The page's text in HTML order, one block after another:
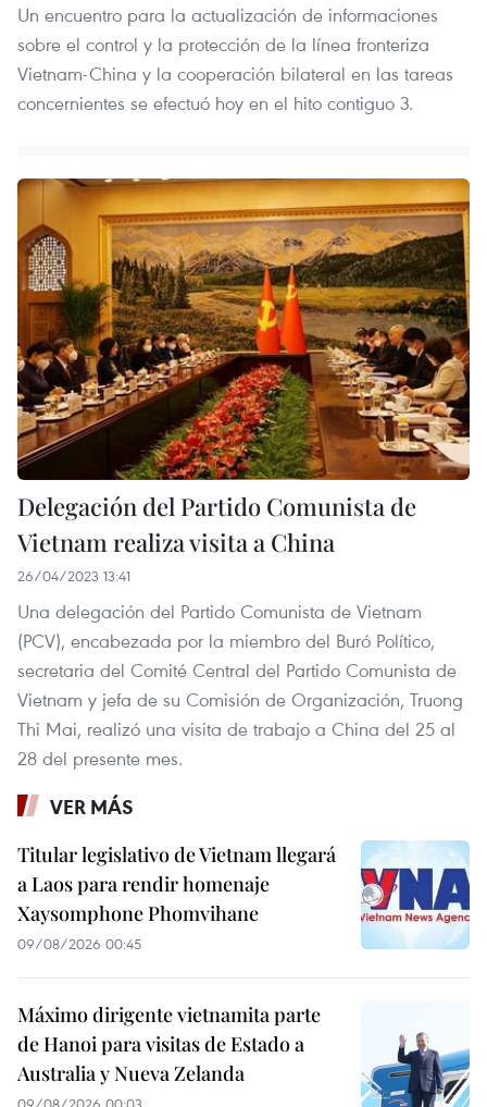
Un encuentro para la actualización de informaciones
sobre el control y la protección de la línea fronteriza
Vietnam-China y la cooperación bilateral en las tareas
concernientes se efectuó hoy en el hito contiguo 3.
Delegación del Partido Comunista de
Vietnam realiza visita a China
26/04/2023 13:41
Una delegación del Partido Comunista de Vietnam
(PCV), encabezada por la miembro del Buró Político,
secretaria del Comité Central del Partido Comunista de
Vietnam y jefa de su Comisión de Organización, Truong
Thi Mai, realizó una visita de trabajo a China del 25 al
28 del presente mes.
VER MÁS
Titular legislativo de Vietnam llegará
a Laos para rendir homenaje
Xaysomphone Phomvihane
09/08/2026 00:45
Máximo dirigente vietnamita parte
de Hanoi para visitas de Estado a
Australia y Nueva Zelanda